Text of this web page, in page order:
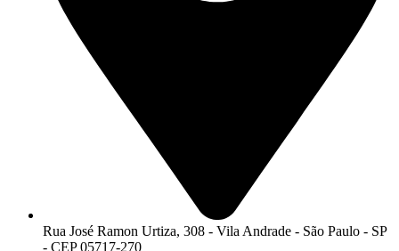
Rua José Ramon Urtiza, 308 - Vila Andrade - São Paulo - SP
- CEP 05717-270